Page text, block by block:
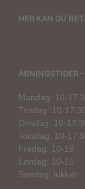
HER KAN DU
ÅBNINGSTIDER
Mandag: 10-
Tirsdag: 10-
Onsdag: 10-
Torsdag: 10-
Fredag: 10-18
Lørdag: 10-15
Søndag: lukket